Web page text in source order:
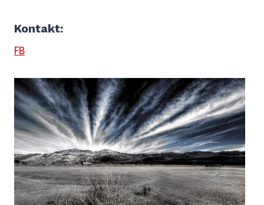
Kontakt:
FB